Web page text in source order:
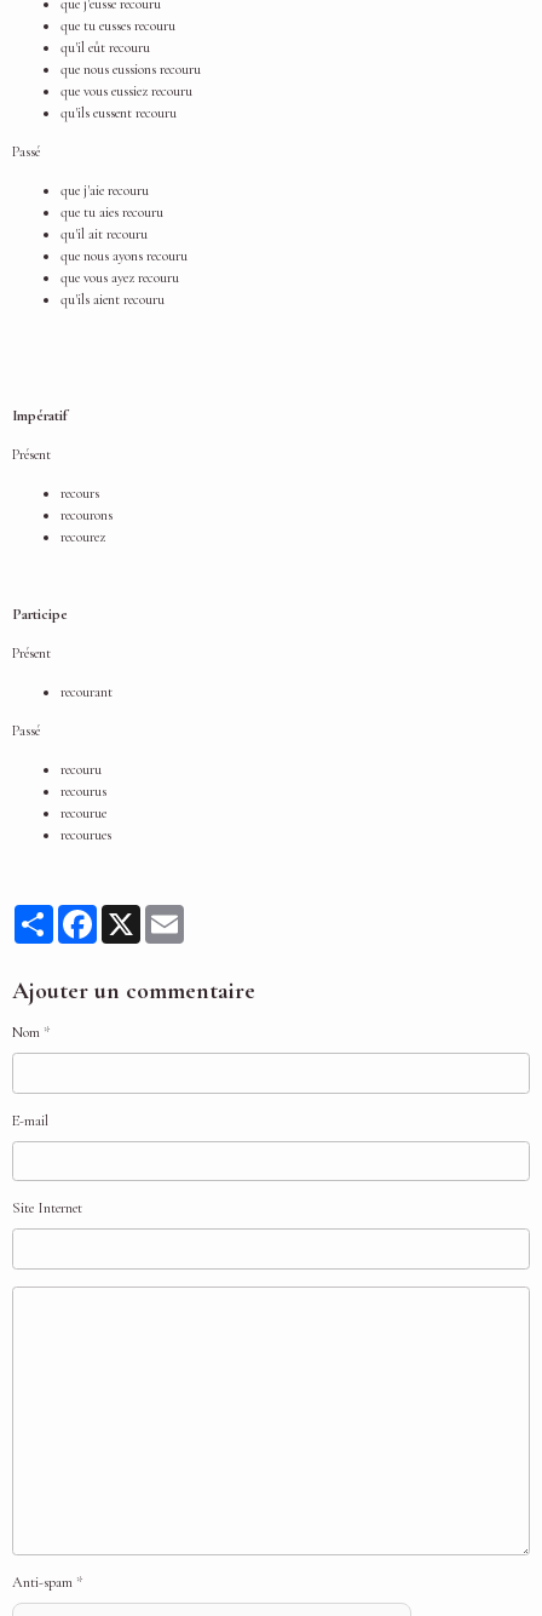
que j'eusse recouru
que tu eusses recouru
qu'il eût recouru
que nous eussions recouru
que vous eussiez recouru
qu'ils eussent recouru
Passé
que j'aie recouru
que tu aies recouru
qu'il ait recouru
que nous ayons recouru
que vous ayez recouru
qu'ils aient recouru
Impératif
Présent
recours
recourons
recourez
Participe
Présent
recourant
Passé
recouru
recourus
recourue
recourues
Partager FacebookX
Ajouter un commentaire
Nom
E-mail
Site Internet
Anti-spam